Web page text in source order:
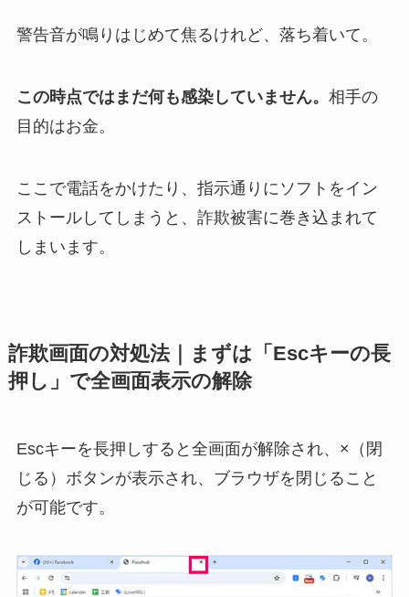
警告音が鳴りはじめて焦るけれど、落ち着いて。
この時点ではまだ何も感染していません。 相手の
目的はお金。
ここで電話をかけたり、指示通りにソフトをイン
ストールしてしまうと、詐欺被害に巻き込まれて
しまいます。
詐欺画面の対処法｜まずは「Escキーの長
押し」で全画面表示の解除
Escキーを長押しすると全画面が解除され、×（閉
じる）ボタンが表示され、ブラウザを閉じること
が可能です。